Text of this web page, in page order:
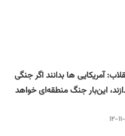
آمریکایی ها بدانند اگر جنگی
این‌بار جنگ منطقه‌ای خواهد
۱۴۰۴